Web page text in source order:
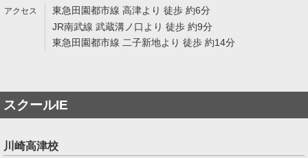
東急田園都市線 高津より 徒歩 約6分
JR南武線 武蔵溝ノ口より 徒歩 約9分
東急田園都市線 二子新地より 徒歩 約14分
スクールIE
川崎高津校